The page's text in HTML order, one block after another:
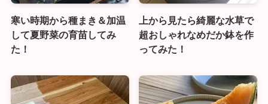
寒い時期から種まき＆加温
して夏野菜の育苗してみ
た！
上から見たら綺麗な水草で
超おしゃれなめだか鉢を作
ってみた！